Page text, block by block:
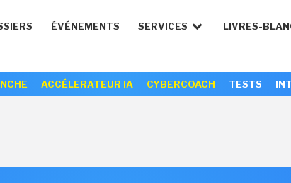
ÉVÉNEMENTS SERVICES LIVRES-
ACCÉLERATEUR IA CYBERCOACH TESTS